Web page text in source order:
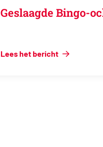
Geslaagde Bingo-
Lees het bericht